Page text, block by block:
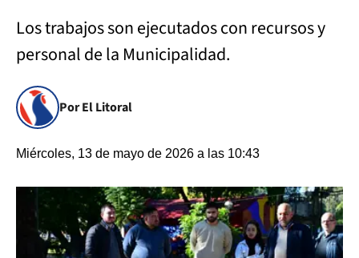
Los trabajos son ejecutados con recursos y
personal de la Municipalidad.
Por El Litoral
Miércoles, 13 de mayo de 2026 a las 10:43